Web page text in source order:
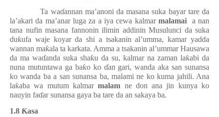
Ta waɗannan ma’anoni da masana suka bayar tare da
la’akari da ma’anar luga za a iya cewa kalmar malamai
a nan
tana nufin masana fannonin ilimin addinin Musulunci da suka
duƙufa waje koyar da shi a tsakanin al’umma, kamar yadda
wannan maƙala ta karkata. Amma a tsakanin al’ummar Hausawa
da ma waɗanda suka shaƙu da su, kalmar na zaman laƙabi da
nuna mutuntawa ga baƙo ko ɗan gari, wanda aka san sunansa
ko wanda ba a san sunansa ba, malami ne ko kuma jahili. Ana
laƙaba wa mutum kalmarmalam ne don ana jin kunya ko
nauyin faɗar sunansa gaya ba tare da an sakaya ba.
1.8 Ƙasa